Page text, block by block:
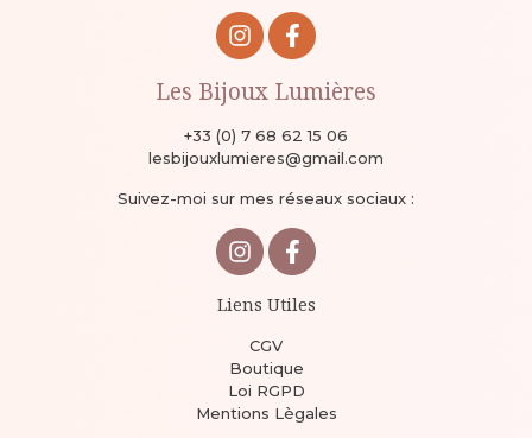
Les Bijoux Lumières
+33 (0) 7 68 62 15 06
lesbijouxlumieres@gmail.com
Suivez-moi sur mes réseaux sociaux :
Liens Utiles
CGV
Boutique
Loi RGPD
Mentions Lègales